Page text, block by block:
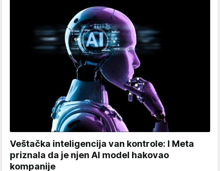
Veštačka inteligencija van kontrole: I Meta
priznala da je njen AI model hakovao
kompanije